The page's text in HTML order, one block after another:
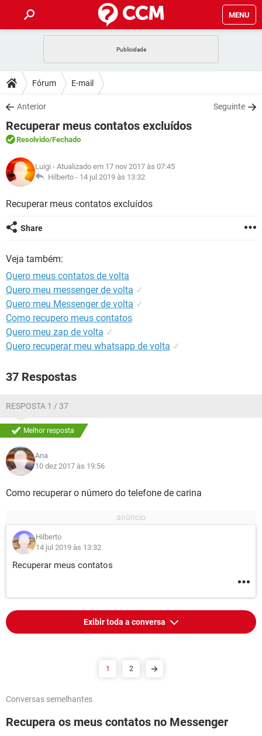
MENU
CELULAR
OUTLOOK
INSTAGRAM GMAIL
GUIA DE COMPRAS
DICAS
JOGOS
OUTLOOK
INSTAGRAM
GUIA DE COMPRAS
DOWNLOADS
JOGOS WHATSAPP
CELULAR
OUTLOOK EXCEL
INSTAGRAM
GUIA DE COMPRAS
FÓRUM
JOGOS
CELULAR FACEBOOK
GLOSSÁRIO
JOGOS
CELULAR FACEBOOK
OUTLOOK
GUIA DE COMPRAS
Fórum E-mail
Anterior Seguinte
Recuperar meus contatos excluídos
Resolvido/Fechado
Luigi - Atualizado em 17 nov 2017 às 07:45
Hilberto - 14 jul 2019 às 13:32
Recuperar meus contatos excluídos
Share
Veja também:
Quero meus contatos de volta
Quero meu messenger de volta ✓
Quero meu Messenger de volta ✓
Como recupero meus contatos
Quero meu zap de volta ✓
Quero recuperar meu whatsapp de volta ✓
37 Respostas
RESPOSTA 1 / 37
Melhor resposta
Ana
10 dez 2017 às 19:56
Como recuperar o número do telefone de carina
Hilberto
14 jul 2019 às 13:32
Recuperar meus contatos
Exibir toda a conversa
1 2
Conversas semelhantes
Recupera os meus contatos no Messenger